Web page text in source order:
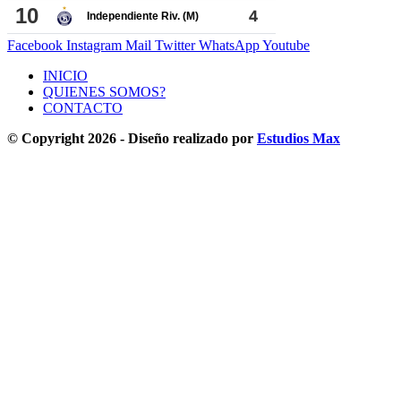
Facebook Instagram Mail Twitter WhatsAppYoutube
INICIO
QUIENES SOMOS?
CONTACTO
© Copyright 2026 - Diseño realizado por Estudios Max